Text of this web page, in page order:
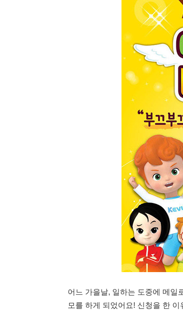
어느 가을날, 일하는 도중에 메일
모를 하게 되었어요! 신청을 한